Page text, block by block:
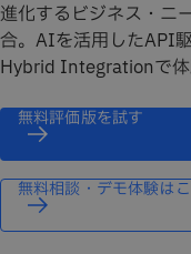
進化するビジネス・ニ
合。AIを活用したAPI
Hybrid Integrationで体
無料評価版を試す
無料相談・デモ体験は